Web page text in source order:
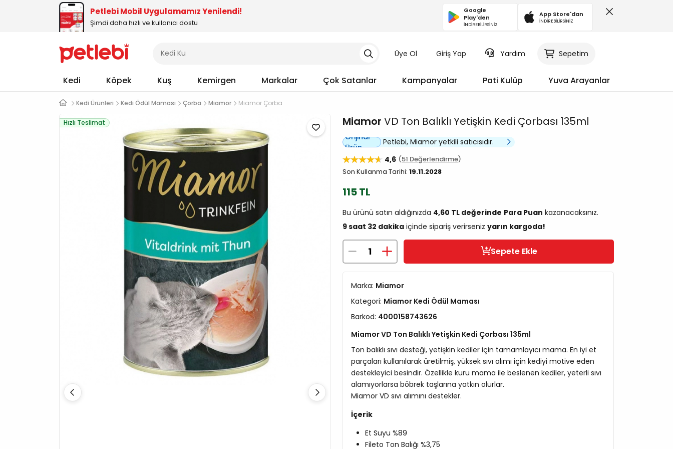
Petlebi Mobil Uygulamamız Yenilendi!
Şimdi daha hızlı ve kullanıcı dostu
Google
Play'den
İNDİREBİLİRSİNİZ
App Store'dan
İNDİREBİLİRSİNİZ
Üye Ol Giriş Yap Yardım Sepetim
Kedi Köpek Kuş Kemirgen Markalar Çok Satanlar Kampanyalar Pati Kulüp Yuva Arayanlar
Kedi Ürünleri Kedi Ödül Maması Çorba Miamor Miamor Çorba
Hızlı Teslimat Miamor VD Ton Balıklı Yetişkin Kedi Çorbası 135ml
Orijinal
Ürün
Petlebi, Miamor yetkili satıcısıdır.
4,6
51 Değerlendirme
Son Kullanma Tarihi: 19.11.2028
115 TL
Bu ürünü satın aldığınızda 4,60 TL değerinde Para Puan kazanacaksınız.
9 saat 32 dakika içinde sipariş verirseniz yarın kargoda!
Sepete Ekle
Marka: Miamor
Kategori: Miamor Kedi Ödül Maması
Barkod: 4000158743626
Miamor VD Ton Balıklı Yetişkin Kedi Çorbası 135ml
Ton balıklı sıvı desteği, yetişkin kediler için tamamlayıcı mama. En iyi et
parçaları kullanılarak üretilmiş, yüksek sıvı alımı için kediyi motive eden
destekleyici besindir. Özellikle kuru mama ile beslenen kediler, yeterli sıvı
alamıyorlarsa böbrek taşlarına yatkın olurlar.
Miamor VD sıvı alımını destekler.
İçerik
Et Suyu %89
Fileto Ton Balığı %3,75